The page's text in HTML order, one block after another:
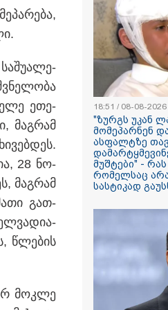
თბილისი - რომი 1316.70
/ 08-08-2026
164
დაიკარგა - 57
ამ დრომდე ეძებენ
ეთე­
მაგ­რამ
28 ნო­
მაგ­რამ
გათ­
წლე­ბის
მოკ­ლე
18:51 / 08-08-2026
"ზურგს უკან
მომეპარნენ
ასფალტზე
მუშტები" -
რომელსაც
სასტიკად